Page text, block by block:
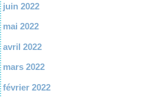
juin 2022
mai 2022
avril 2022
mars 2022
février 2022